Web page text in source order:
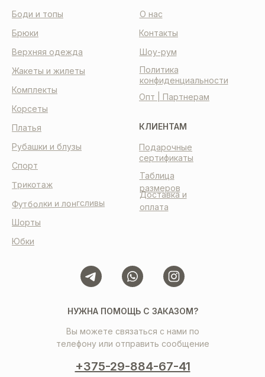
КЛИЕНТАМ
Таблица
размеров
Доставка и
оплата
Подарочные
сертификаты
НУЖНА ПОМОЩЬ С ЗАКАЗОМ?
Вы можете связаться с нами по
телефону или отправить сообщение
+375-29-884-67-41
О нас
Контакты
Шоу-рум
Политика
конфиденциальности
Опт | Партнерам
Корсеты
Платья
Боди и топы
Комплекты
Шорты
Спорт
Рубашки и блузы
Брюки
Жакеты и жилеты
Трикотаж
Футболки и лонгсливы
Верхняя одежда
Юбки